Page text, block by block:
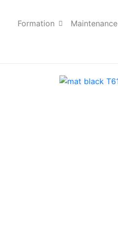
Formation Maintenance